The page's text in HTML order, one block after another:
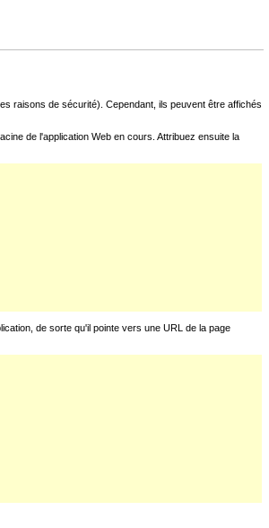
raisons de sécurité). Cependant, ils peuvent être affichés
de l'application Web en cours. Attribuez ensuite la
de sorte qu'il pointe vers une URL de la page